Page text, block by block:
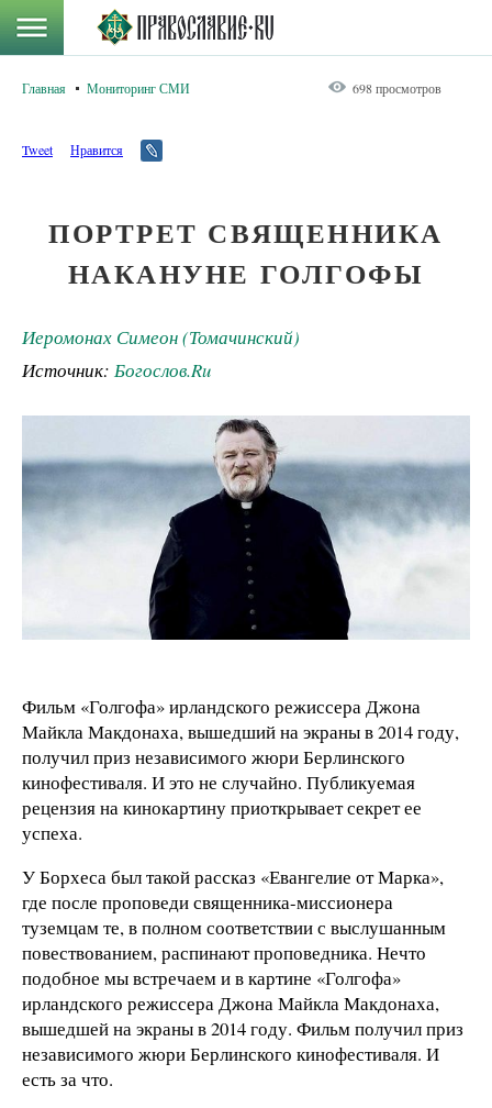
Главная Мониторинг СМИ 698 просмотров
Tweet Нравится
ПОРТРЕТ СВЯЩЕННИКА
НАКАНУНЕ ГОЛГОФЫ
Иеромонах Симеон (Томачинский)
Источник: Богослов.Ru
Фильм «Голгофа» ирландского режиссера Джона
Майкла Макдонаха, вышедший на экраны в 2014 году,
получил приз независимого жюри Берлинского
кинофестиваля. И это не случайно. Публикуемая
рецензия на кинокартину приоткрывает секрет ее
успеха.
У Борхеса был такой рассказ «Евангелие от Марка»,
где после проповеди священника-миссионера
туземцам те, в полном соответствии с выслушанным
повествованием, распинают проповедника. Нечто
подобное мы встречаем и в картине «Голгофа»
ирландского режиссера Джона Майкла Макдонаха,
вышедшей на экраны в 2014 году. Фильм получил приз
независимого жюри Берлинского кинофестиваля. И
есть за что.